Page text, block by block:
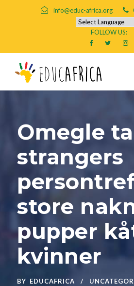
info@educ-africa.org
FOLLOW US:
Omegle
strangers
store
pupper
kvinner
BY EDUCAFRICA